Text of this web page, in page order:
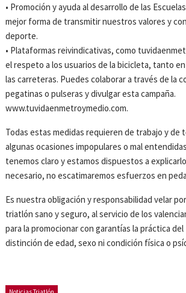
• Promoción y ayuda al desarrollo de las
mejor forma de transmitir nuestros valores y
deporte.
• Plataformas reivindicativas, como
el respeto a los usuarios de la bicicleta, tanto
las carreteras. Puedes colaborar a través de la
pegatinas o pulseras y divulgar esta campaña.
www.tuvidaenmetroymedio.com.
Todas estas medidas requieren de trabajo y de
algunas ocasiones impopulares o mal
tenemos claro y estamos dispuestos a
necesario, no escatimaremos esfuerzos en
Es nuestra obligación y responsabilidad velar
triatlón sano y seguro, al servicio de los
para la promocionar con garantías la práctica
distinción de edad, sexo ni condición física o